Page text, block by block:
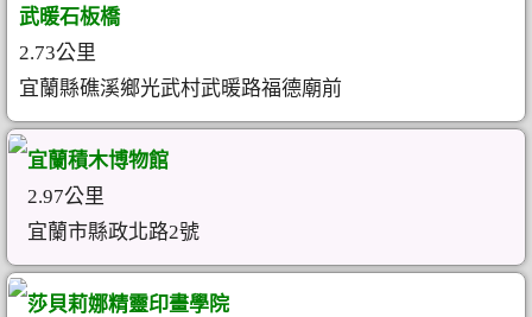
武暖石板橋
2.73公里
宜蘭縣礁溪鄉光武村武暖路福德廟前
宜蘭積木博物館
2.97公里
宜蘭市縣政北路2號
莎貝莉娜精靈印畫學院